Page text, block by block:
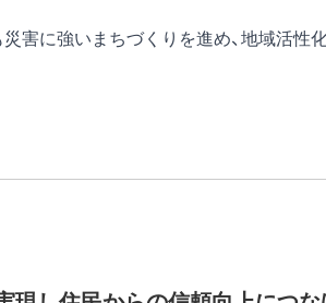
害に強いまちづくりを進め、地域活性